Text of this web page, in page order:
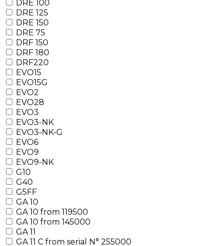
DRE 100
DRE 125
DRE 150
DRE 75
DRF 150
DRF 180
DRF220
EVO15
EVO15G
EVO2
EVO28
EVO3
EVO3-NK
EVO3-NK-G
EVO6
EVO9
EVO9-NK
G10
G40
G5FF
GA 10
GA 10 from 119500
GA 10 from 145000
GA 11
GA 11 C from serial N° 255000